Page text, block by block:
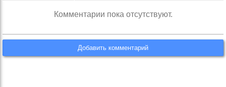
Комментарии пока отсутствуют.
Добавить комментарий